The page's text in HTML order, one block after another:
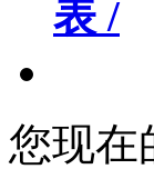
表 /
您现在